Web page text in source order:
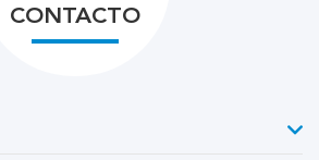
CONTACTO